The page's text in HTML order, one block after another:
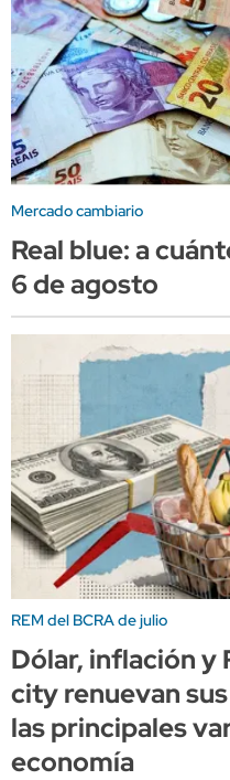
Mercado cambiario
Real blue: a
6 de agosto
REM del BCRA de julio
Dólar, inflación y
city renuevan
las principales
economía